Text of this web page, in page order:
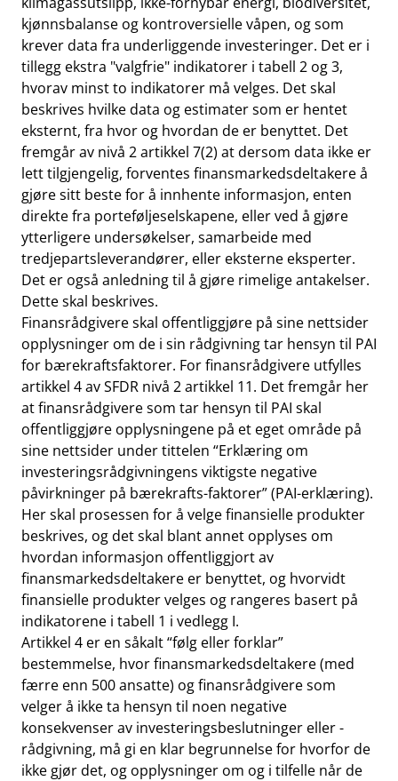
kjønnsbalanse og kontroversielle våpen, og som
krever data fra underliggende investeringer. Det er i
tillegg ekstra "valgfrie" indikatorer i tabell 2 og 3,
hvorav minst to indikatorer må velges. Det skal
beskrives hvilke data og estimater som er hentet
eksternt, fra hvor og hvordan de er benyttet. Det
fremgår av nivå 2 artikkel 7(2) at dersom data ikke er
lett tilgjengelig, forventes finansmarkedsdeltakere å
gjøre sitt beste for å innhente informasjon, enten
direkte fra porteføljeselskapene, eller ved å gjøre
ytterligere undersøkelser, samarbeide med
tredjepartsleverandører, eller eksterne eksperter.
Det er også anledning til å gjøre rimelige antakelser.
Dette skal beskrives.
Finansrådgivere skal offentliggjøre på sine nettsider
opplysninger om de i sin rådgivning tar hensyn til PAI
for bærekraftsfaktorer. For finansrådgivere utfylles
artikkel 4 av SFDR nivå 2 artikkel 11. Det fremgår her
at finansrådgivere som tar hensyn til PAI skal
offentliggjøre opplysningene på et eget område på
sine nettsider under tittelen “Erklæring om
investeringsrådgivningens viktigste negative
påvirkninger på bærekrafts-faktorer” (PAI-erklæring).
Her skal prosessen for å velge finansielle produkter
beskrives, og det skal blant annet opplyses om
hvordan informasjon offentliggjort av
finansmarkedsdeltakere er benyttet, og hvorvidt
finansielle produkter velges og rangeres basert på
indikatorene i tabell 1 i vedlegg I.
Artikkel 4 er en såkalt “følg eller forklar”
bestemmelse, hvor finansmarkedsdeltakere (med
færre enn 500 ansatte) og finansrådgivere som
velger å ikke ta hensyn til noen negative
konsekvenser av investeringsbeslutninger eller -
rådgivning, må gi en klar begrunnelse for hvorfor de
ikke gjør det, og opplysninger om og i tilfelle når de